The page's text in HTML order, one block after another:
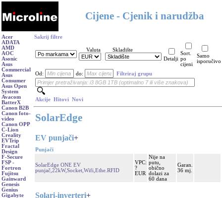
Cijene - Cjenik i narudžba
Acer
ADATA
AMD
AOC
Asonic
Asus
Commercial
Asus
Consumer
Asus Open
System
Avacom
BatterX
Canon B2B
Canon foto-
video
Canon OPP
C-Lion
Creality
EVTrip
Fractal
Design
F-Secure
FSP -
Fortron
Fujitsu
Gainward
Genesis
Genius
Gigabyte
Sakrij filtre
Valuta
Skladište
Detalji
Sort.
po
cijeni
Samo
isporučivo
Od: do: Filtriraj grupu
Akcije Hitovi Novi
SolarEdge
EV punjači+
Punjači
SolarEdge ONE EV
punjač,22kW,Socket,Wifi,Ethe.RFID
VPC:
?
EUR
Nije na
putu,
obično
dolazi za
60 dana
Garan.
36 mj.
Solari-inverteri+